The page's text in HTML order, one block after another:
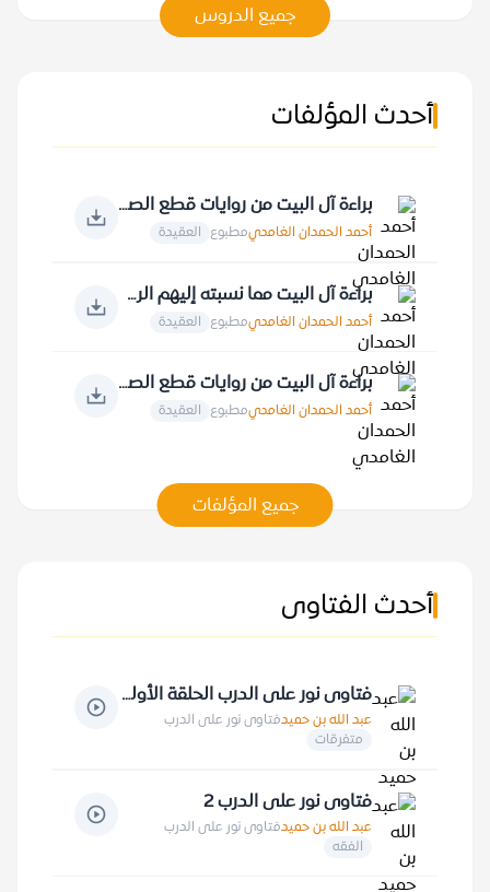
جميع الدروس
أحدث المؤلفات
براءة آل البيت من روايات قطع الصلة بالأمة الإسلامية
أحمد الحمدان الغامديمطبوع العقيدة
براءة آل البيت مما نسبته إليهم الروايات
أحمد الحمدان الغامديمطبوع العقيدة
براءة آل البيت من روايات قطع الصلة بالنبي صلى الله عليه وسلم
أحمد الحمدان الغامديمطبوع العقيدة
جميع المؤلفات
أحدث الفتاوى
فتاوى نور على الدرب الحلقة الأولى
عبد الله بن حميدفتاوى نور على الدرب
متفرقات
فتاوى نور على الدرب 2
عبد الله بن حميدفتاوى نور على الدرب
الفقه